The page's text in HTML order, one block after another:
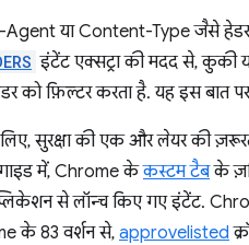
Agent या Content-Type जैसे
इंटेंट एक्सट्रा की मदद से, कुकी
को फ़िल्टर करता है. यह इस बात
सुरक्षा की एक और लेयर की
गाइड में, Chrome केकस्टम टैबके
से लॉन्च किए गए इंटेंट.
के 83 वर्शन से, approvelisted